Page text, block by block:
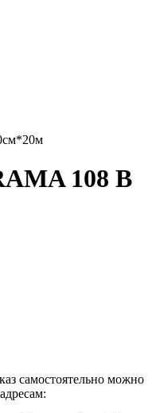
108 В
самостоятельно можно